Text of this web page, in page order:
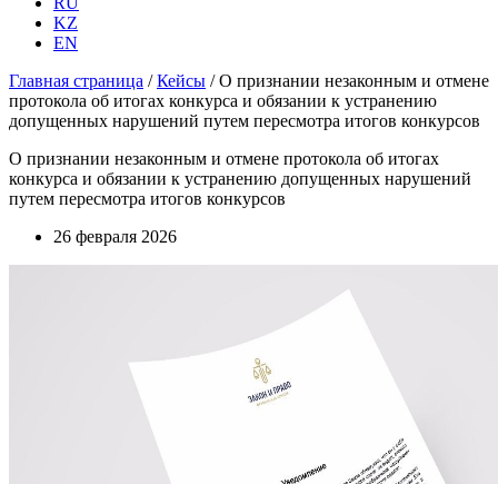
KZ
EN
Главная страница /Кейсы /О признании незаконным и отмене
протокола об итогах конкурса и обязании к устранению
допущенных нарушений путем пересмотра итогов конкурсов
О признании незаконным и отмене протокола об итогах
конкурса и обязании к устранению допущенных нарушений
путем пересмотра итогов конкурсов
26 февраля 2026